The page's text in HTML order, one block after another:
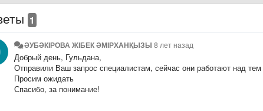
1
ӘУБӘКІРОВА ЖІБЕК ӘМІРХАНҚЫЗЫ 8 лет назад
Добрый день, Гульдана,
Отправили Ваш запрос специалистам, сейчас они работают над
Просим ожидать
Спасибо, за понимание!